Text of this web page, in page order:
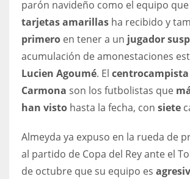
PIT
20
parón navideño como el equipo que
tarjetas amarillas ha recibido y
primero en tener a un jugador
acumulación de amonestaciones
Lucien Agoumé. El centrocampista
Carmona son los futbolistas que
han visto hasta la fecha, con siete
Almeyda ya expuso en la rueda de
al partido de Copa del Rey ante el
de octubre que su equipo es